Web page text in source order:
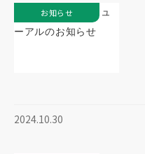
2024.10.30
お知らせ